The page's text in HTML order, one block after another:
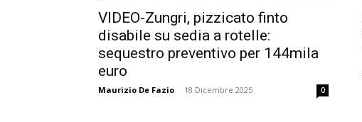
VIDEO-Zungri, pizzicato finto
disabile su sedia a rotelle:
sequestro preventivo per 144mila
euro
Maurizio De Fazio - 18 Dicembre 2025 0